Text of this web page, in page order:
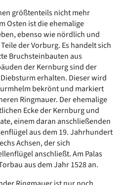
größtenteils nicht mehr
Osten ist die ehemalige
ebenso wie nördlich und
der Vorburg. Es handelt sich
Bruchsteinbauten aus
der Kernburg sind der
erhalten. Dieser wird
bekrönt und markiert
Ringmauer. Der ehemalige
Ecke der Kernburg und
einem daran anschließenden
aus dem 19. Jahrhundert
Achsen, der sich
anschließt. Am Palas
aus dem Jahr 1528 an.